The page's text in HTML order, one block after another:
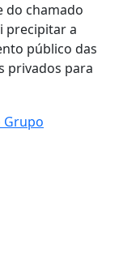
do chamado
precipitar a
público das
privados para